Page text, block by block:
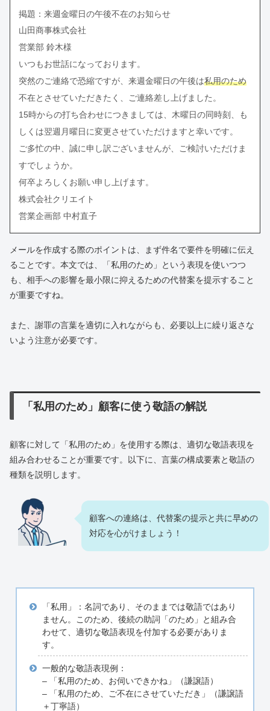
掲題：来週金曜日の午後不在のお知らせ
山田商事株式会社
営業部 鈴木様
いつもお世話になっております。
突然のご連絡で恐縮ですが、来週金曜日の午後は私用のため
不在とさせていただきたく、ご連絡差し上げました。
15時からの打ち合わせにつきましては、木曜日の同時刻、も
しくは翌週月曜日に変更させていただけますと幸いです。
ご多忙の中、誠に申し訳ございませんが、ご検討いただけま
すでしょうか。
何卒よろしくお願い申し上げます。
株式会社クリエイト
営業企画部 中村直子
メールを作成する際のポイントは、まず件名で要件を明確に伝え
ることです。本文では、「私用のため」という表現を使いつつ
も、相手への影響を最小限に抑えるための代替案を提示すること
が重要ですね。
また、謝罪の言葉を適切に入れながらも、必要以上に繰り返さな
いよう注意が必要です。
「私用のため」顧客に使う敬語の解説
顧客に対して「私用のため」を使用する際は、適切な敬語表現を
組み合わせることが重要です。以下に、言葉の構成要素と敬語の
種類を説明します。
顧客への連絡は、代替案の提示と共に早めの
対応を心がけましょう！
「私用」：名詞であり、そのままでは敬語ではあり
ません。このため、後続の助詞「のため」と組み合
わせて、適切な敬語表現を付加する必要がありま
す。
一般的な敬語表現例：
– 「私用のため、お伺いできかね」（謙譲語）
– 「私用のため、ご不在にさせていただき」（謙譲語
＋丁寧語）